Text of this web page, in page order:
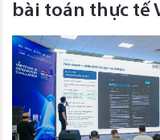
bài toán thực tế